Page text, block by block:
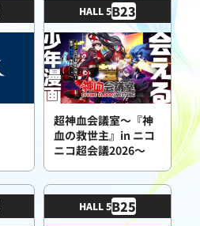
HALL 5B23
超神血会議室〜『神
血の救世主』in ニコ
ニコ超会議2026〜
HALL 5B25